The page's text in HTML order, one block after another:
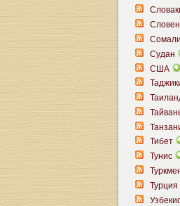
Сомали
Судан
США
Тибет
Тунис
Турция